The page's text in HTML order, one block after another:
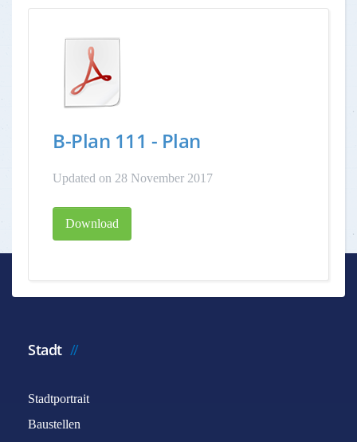
B-Plan 111 - Plan
Updated on 28 November 2017
Download
Stadt
Stadtportrait
Baustellen